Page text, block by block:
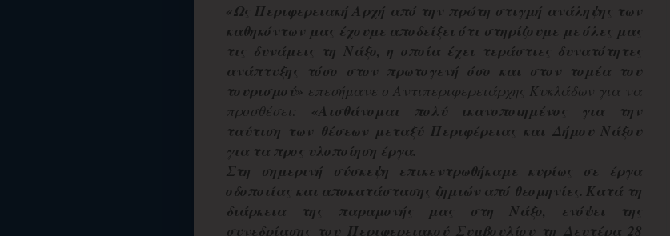
«Ως Περιφερειακή Αρχή από την πρώτη στιγμή ανάληψης των
καθηκόντων μας έχουμε αποδείξει ότι στηρίζουμε με όλες μας
τις δυνάμεις τη Νάξο, η οποία έχει τεράστιες δυνατότητες
ανάπτυξης τόσο στον πρωτογενή όσο και στον τομέα του
τουρισμού» επεσήμανε ο Αντιπεριφερειάρχης Κυκλάδων για να
προσθέσει: «Αισθάνομαι πολύ ικανοποιημένος για την
ταύτιση των θέσεων μεταξύ Περιφέρειας και Δήμου Νάξου
για τα προς υλοποίηση έργα.
Στη σημερινή σύσκεψη επικεντρωθήκαμε κυρίως σε έργα
οδοποιίας και αποκατάστασης ζημιών από θεομηνίες. Κατά τη
διάρκεια της παραμονής μας στη Νάξο, ενόψει της
συνεδρίασης του Περιφερειακού Συμβουλίου τη Δευτέρα 28